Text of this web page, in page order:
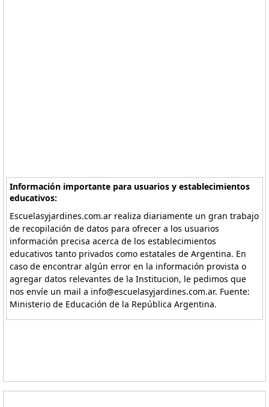
Información importante para usuarios y establecimientos
educativos:
Escuelasyjardines.com.ar realiza diariamente un gran trabajo
de recopilación de datos para ofrecer a los usuarios
información precisa acerca de los establecimientos
educativos tanto privados como estatales de Argentina. En
caso de encontrar algún error en la información provista o
agregar datos relevantes de la Institucion, le pedimos que
nos envíe un mail a info@escuelasyjardines.com.ar. Fuente:
Ministerio de Educación de la República Argentina.